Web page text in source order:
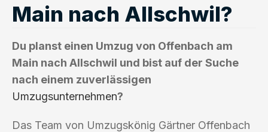
Main nach Allschwil?
Du planst einen Umzug von Offenbach am
Main nach Allschwil und bist auf der Suche
nach einem zuverlässigen
Umzugsunternehmen?
Das Team von Umzugskönig Gärtner Offenbach